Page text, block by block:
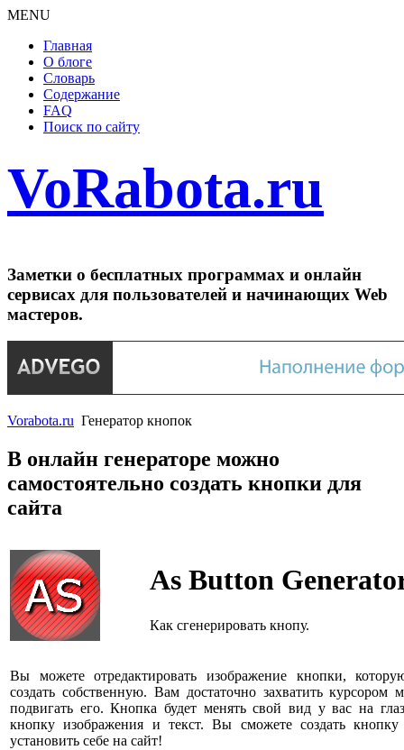
MENU
Главная
О блоге
Словарь
Содержание
FAQ
Поиск по сайту
VoRabota.ru
Заметки о бесплатных программах и онлайн
сервисах для пользователей и начинающих Web
мастеров.
Vorabota.ru Генератор кнопок
В онлайн генераторе можно
самостоятельно создать кнопки для
сайта
As Button
Как сгенерировать кнопу.
Вы можете отредактировать изображение кнопки,
создать собственную. Вам достаточно захватить
подвигать его. Кнопка будет менять свой вид у вас на
кнопку изображения и текст. Вы сможете создать кнопку
установить себе на сайт!